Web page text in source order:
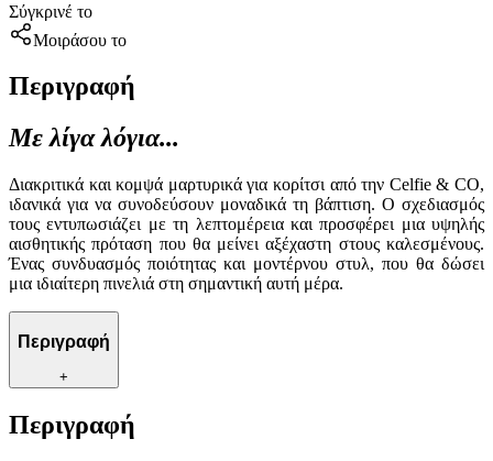
Σύγκρινέ το
Μοιράσου το
Περιγραφή
Με λίγα λόγια...
Διακριτικά και κομψά μαρτυρικά για κορίτσι από την Celfie & CO,
ιδανικά για να συνοδεύσουν μοναδικά τη βάπτιση. Ο σχεδιασμός
τους εντυπωσιάζει με τη λεπτομέρεια και προσφέρει μια υψηλής
αισθητικής πρόταση που θα μείνει αξέχαστη στους καλεσμένους.
Ένας συνδυασμός ποιότητας και μοντέρνου στυλ, που θα δώσει
μια ιδιαίτερη πινελιά στη σημαντική αυτή μέρα.
Περιγραφή
+
Περιγραφή